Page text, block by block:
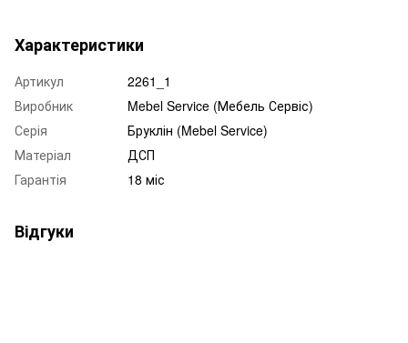
Характеристики
Артикул
2261_1
Виробник
Mebel Service (Мебель Сервіс)
Серія
Бруклін (Mebel Service)
Матеріал
ДСП
Гарантія
18 міс
Відгуки